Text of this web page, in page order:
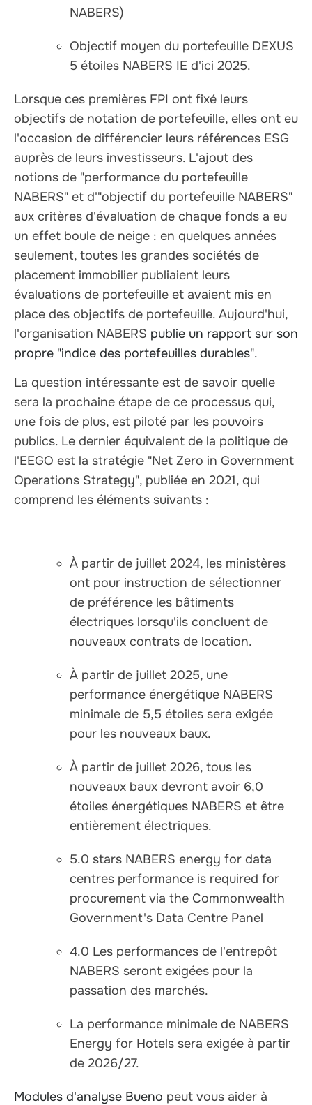
NABERS)
Objectif moyen du portefeuille DEXUS
5 étoiles NABERS IE d'ici 2025.
Lorsque ces premières FPI ont fixé leurs
objectifs de notation de portefeuille, elles ont eu
l'occasion de différencier leurs références ESG
auprès de leurs investisseurs. L'ajout des
notions de "performance du portefeuille
NABERS" et d'"objectif du portefeuille NABERS"
aux critères d'évaluation de chaque fonds a eu
un effet boule de neige : en quelques années
seulement, toutes les grandes sociétés de
placement immobilier publiaient leurs
évaluations de portefeuille et avaient mis en
place des objectifs de portefeuille. Aujourd'hui,
l'organisation NABERS publie un rapport sur son
propre "indice des portefeuilles durables".
La question intéressante est de savoir quelle
sera la prochaine étape de ce processus qui,
une fois de plus, est piloté par les pouvoirs
publics. Le dernier équivalent de la politique de
l'EEGO est la stratégie "Net Zero in Government
Operations Strategy", publiée en 2021, qui
comprend les éléments suivants :
À partir de juillet 2024, les ministères
ont pour instruction de sélectionner
de préférence les bâtiments
électriques lorsqu'ils concluent de
nouveaux contrats de location.
À partir de juillet 2025, une
performance énergétique NABERS
minimale de 5,5 étoiles sera exigée
pour les nouveaux baux.
À partir de juillet 2026, tous les
nouveaux baux devront avoir 6,0
étoiles énergétiques NABERS et être
entièrement électriques.
5.0 stars NABERS energy for data
centres performance is required for
procurement via the Commonwealth
Government's Data Centre Panel
4.0 Les performances de l'entrepôt
NABERS seront exigées pour la
passation des marchés.
La performance minimale de NABERS
Energy for Hotels sera exigée à partir
de 2026/27.
Modules d'analyse Bueno peut vous aider à